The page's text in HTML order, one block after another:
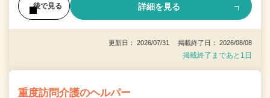
後で見る 詳細を見る
更新日： 2026/07/31 掲載終了日： 2026/08/08
掲載終了まであと1日
重度訪問介護のヘルパー